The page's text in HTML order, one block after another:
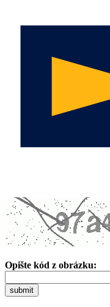
Opište kód z obrázku:
submit